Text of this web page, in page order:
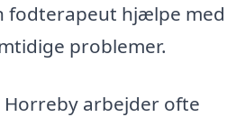
fodterapeut hjælpe med
problemer.
arbejder ofte